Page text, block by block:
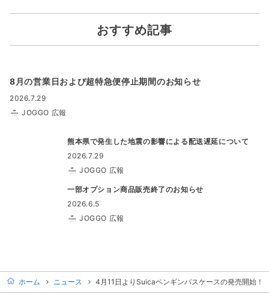
おすすめ記事
8月の営業日および超特急便停止期間のお知らせ
2026.7.29
JOGGO 広報
熊本県で発生した地震の影響による配送遅延について
2026.7.29
JOGGO 広報
一部オプション商品販売終了のお知らせ
2026.6.5
JOGGO 広報
ホーム ニュース 4月11日よりSuicaペンギンパスケースの発売開始！